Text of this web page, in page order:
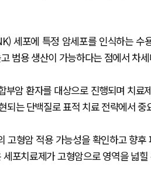
세포에 특정 암세포를 인식하는
범용 생산이 가능하다는 점에서 차
부암 환자를 대상으로 진행되며 치
되는 단백질로 표적 치료 전략에서
고형암 적용 가능성을 확인하고 향
포치료제가 고형암으로 영역을 넓